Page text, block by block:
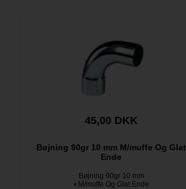
45,00 DKK
Bøjning 90gr 10 mm M/muffe Og Glat
Ende
Bøjning 90gr 10 mm
• M/muffe Og Glat Ende